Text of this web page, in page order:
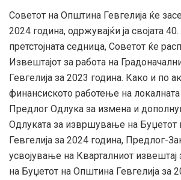
Советот на Општина Гевгелија ќе
2024 година, одржувајќи ја својата
претстојната седница, Советот ќе
Извештајот за работа на
Гевгелија за 2023 година. Како и по
финансиското работење на
Предлог Одлука за измена и
Одлуката за извршување на Буџетот
Гевгелија за 2024 година, Предлог-
усвојување на Кварталниот
на Буџетот на Општина Гевгелија за